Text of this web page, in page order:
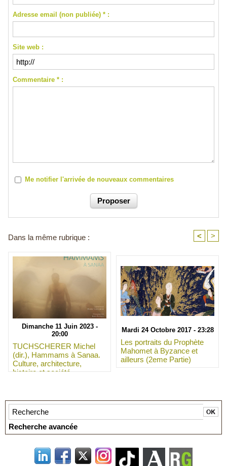
Adresse email (non publiée) * :
Site web :
Commentaire * :
Me notifier l'arrivée de nouveaux commentaires
Dans la même rubrique : < >
Dimanche 11 Juin 2023 -
20:00
TUCHSCHERER Michel
(dir.), Hammams à Sanaa.
Culture, architecture,
histoire et société
Mardi 24 Octobre 2017 - 23:28
Les portraits du Prophète
Mahomet à Byzance et
ailleurs (2eme Partie)
Recherche avancée